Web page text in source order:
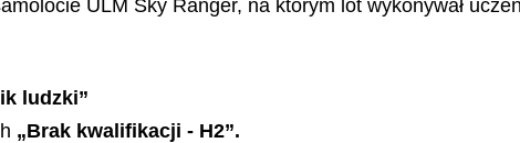
ULM Sky Ranger, na którym lot wykonywał
ludzki”
„Brak kwalifikacji - H2”.